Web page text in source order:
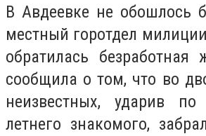
В Авдеевке не обошлось
местный горотдел
обратилась
сообщила о том, что во
неизвестных, ударив
летнего знакомого,